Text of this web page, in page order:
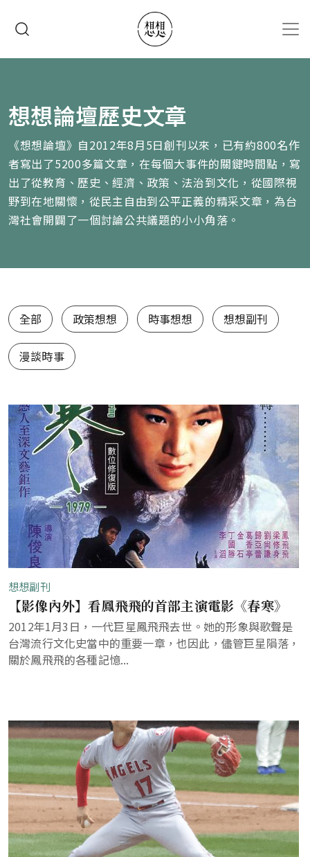
搜尋
想想論壇歷史文章
《想想論壇》自2012年8月5日創刊以來，已有約800名作
者寫出了5200多篇文章，在每個大事件的關鍵時間點，寫
出了從教育、歷史、經濟、政策、法治到文化，從國際視
野到在地關懷，從民主自由到公平正義的精采文章，為台
灣社會開闢了一個討論公共議題的小小角落。
想想1.0（舊站）
全部 政策想想 時事想想 想想副刊
漫談時事
想想副刊
【影像內外】看鳳飛飛的首部主演電影《春寒》
2012年1月3日，一代巨星鳳飛飛去世。她的形象與歌聲是
台灣流行文化史當中的重要一章，也因此，儘管巨星隕落，
關於鳳飛飛的各種記憶...